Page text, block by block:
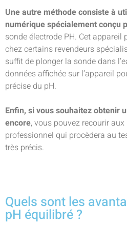
Une autre méthode consiste à
numérique spécialement conçu
sonde électrode PH. Cet appareil
chez certains revendeurs
suffit de plonger la sonde dans
données affichée sur l’appareil
précise du pH.
Enfin, si vous souhaitez obtenir
encore, vous pouvez recourir
professionnel qui procèdera au
très précis.
Quels sont les
pH équilibré ?